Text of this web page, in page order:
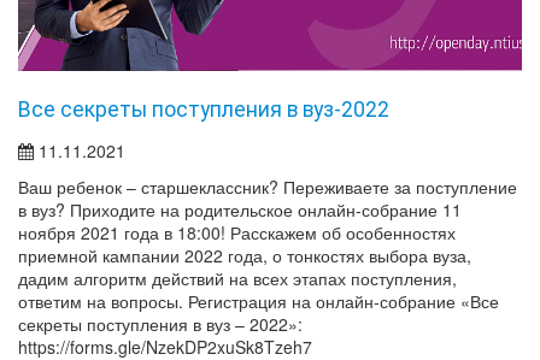
Все секреты поступления в вуз-2022
11.11.2021
Ваш ребенок – старшеклассник? Переживаете за поступление
в вуз? Приходите на родительское онлайн-собрание 11
ноября 2021 года в 18:00! Расскажем об особенностях
приемной кампании 2022 года, о тонкостях выбора вуза,
дадим алгоритм действий на всех этапах поступления,
ответим на вопросы. Регистрация на онлайн-собрание «Все
секреты поступления в вуз – 2022»:
https://forms.gle/NzekDP2xuSk8Tzeh7